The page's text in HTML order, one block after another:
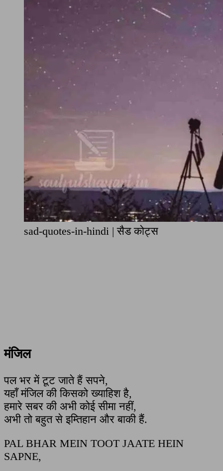
sad-quotes-in-hindi | सैड कोट्स
मंजिल
पल भर में टूट जाते हैं सपने,
यहाँ मंजिल की किसको ख्याहिश है,
हमारे सबर की अभी कोई सीमा नहीं,
अभी तो बहुत से इम्तिहान और बाकी हैं.
PAL BHAR MEIN TOOT JAATE HEIN
SAPNE,